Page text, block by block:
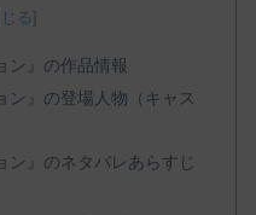
ン』の作品情報
ン』の登場人物（キャス
ン』のネタバレあらすじ